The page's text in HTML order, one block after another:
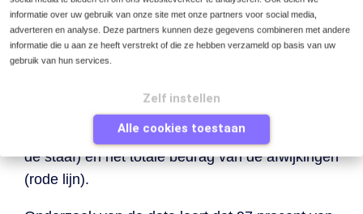
informatie over uw gebruik van onze site met onze partners voor social media,
adverteren en analyse. Deze partners kunnen deze gegevens combineren met andere
informatie die u aan ze heeft verstrekt of die ze hebben verzameld op basis van uw
gebruik van hun services.
Zelf instellen
Alle cookies toestaan
Nederlandse organisatie waar de factuur niet
meer mag afwijken dan 10 euro en maximaal 1
procent van het totale factuurbedrag. Wat we
van het midden, hoe groter de afwijking), het
aantal facturen met deze afwijking (hoogte van
de staaf) en het totale bedrag van de afwijkingen
(rode lijn).